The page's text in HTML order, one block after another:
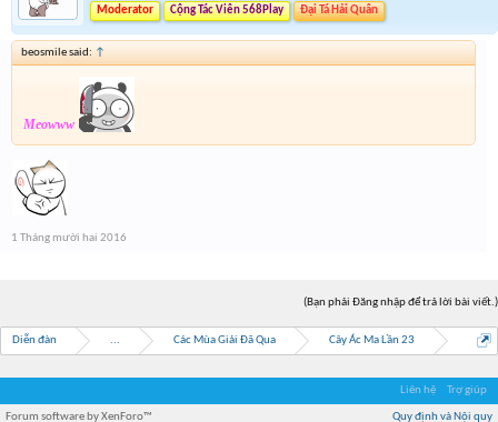
Moderator Cộng Tác Viên 568Play Đại Tá Hải Quân
beosmile said: ↑
Meowww
1 Tháng mười hai 2016
(Bạn phải Đăng nhập để trả lời bài viết.)
Diễn đàn ... Các Mùa Giải Đã Qua Cây Ác Ma Lần 23
Liên hệ Trợ giúp
Quy định và Nội quy
Forum software by XenForo™